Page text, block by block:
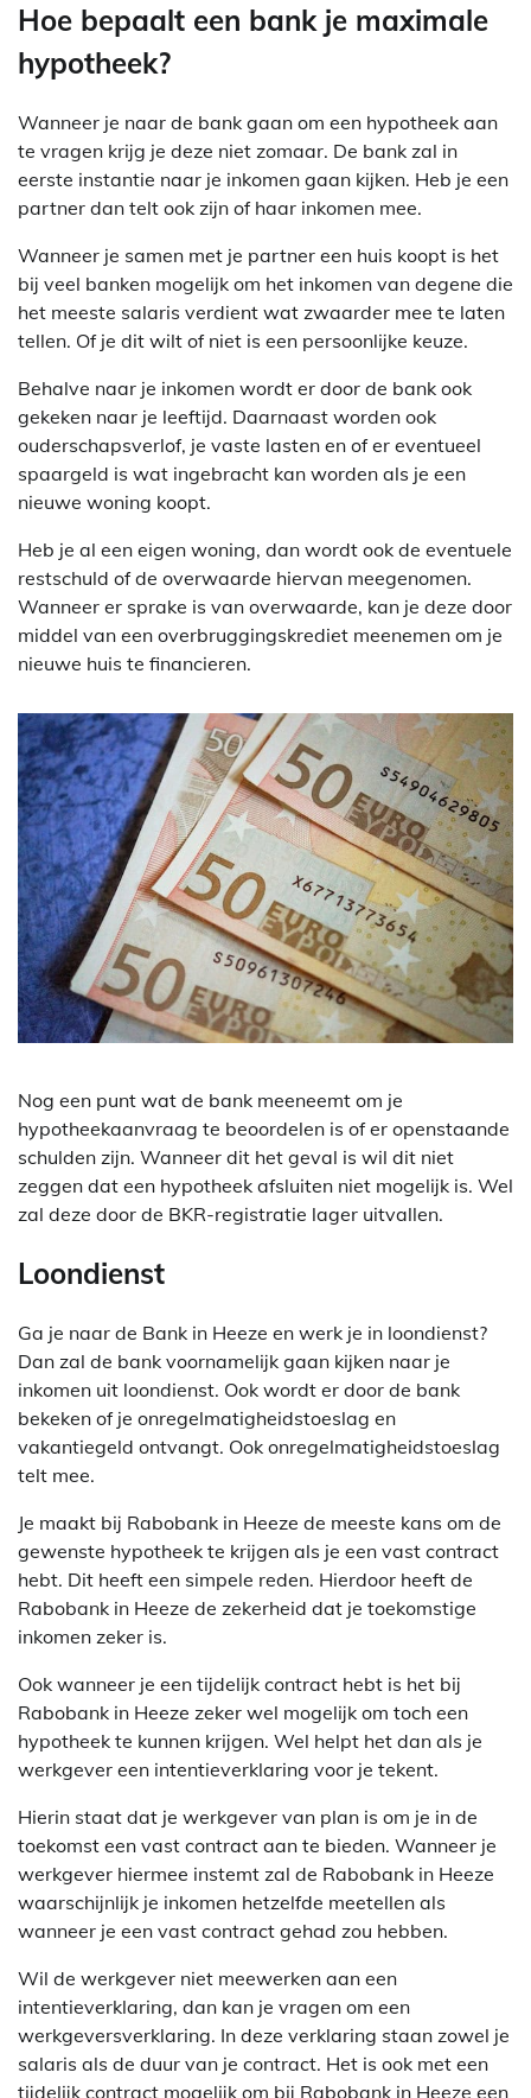
Hoe bepaalt een bank je maximale
hypotheek?
Wanneer je naar de bank gaan om een hypotheek aan
te vragen krijg je deze niet zomaar. De bank zal in
eerste instantie naar je inkomen gaan kijken. Heb je een
partner dan telt ook zijn of haar inkomen mee.
Wanneer je samen met je partner een huis koopt is het
bij veel banken mogelijk om het inkomen van degene die
het meeste salaris verdient wat zwaarder mee te laten
tellen. Of je dit wilt of niet is een persoonlijke keuze.
Behalve naar je inkomen wordt er door de bank ook
gekeken naar je leeftijd. Daarnaast worden ook
ouderschapsverlof, je vaste lasten en of er eventueel
spaargeld is wat ingebracht kan worden als je een
nieuwe woning koopt.
Heb je al een eigen woning, dan wordt ook de eventuele
restschuld of de overwaarde hiervan meegenomen.
Wanneer er sprake is van overwaarde, kan je deze door
middel van een overbruggingskrediet meenemen om je
nieuwe huis te financieren.
Nog een punt wat de bank meeneemt om je
hypotheekaanvraag te beoordelen is of er openstaande
schulden zijn. Wanneer dit het geval is wil dit niet
zeggen dat een hypotheek afsluiten niet mogelijk is. Wel
zal deze door de BKR-registratie lager uitvallen.
Loondienst
Ga je naar de Bank in Heeze en werk je in loondienst?
Dan zal de bank voornamelijk gaan kijken naar je
inkomen uit loondienst. Ook wordt er door de bank
bekeken of je onregelmatigheidstoeslag en
vakantiegeld ontvangt. Ook onregelmatigheidstoeslag
telt mee.
Je maakt bij Rabobank in Heeze de meeste kans om de
gewenste hypotheek te krijgen als je een vast contract
hebt. Dit heeft een simpele reden. Hierdoor heeft de
Rabobank in Heeze de zekerheid dat je toekomstige
inkomen zeker is.
Ook wanneer je een tijdelijk contract hebt is het bij
Rabobank in Heeze zeker wel mogelijk om toch een
hypotheek te kunnen krijgen. Wel helpt het dan als je
werkgever een intentieverklaring voor je tekent.
Hierin staat dat je werkgever van plan is om je in de
toekomst een vast contract aan te bieden. Wanneer je
werkgever hiermee instemt zal de Rabobank in Heeze
waarschijnlijk je inkomen hetzelfde meetellen als
wanneer je een vast contract gehad zou hebben.
Wil de werkgever niet meewerken aan een
intentieverklaring, dan kan je vragen om een
werkgeversverklaring. In deze verklaring staan zowel je
salaris als de duur van je contract. Het is ook met een
tijdelijk contract mogelijk om bij Rabobank in Heeze een